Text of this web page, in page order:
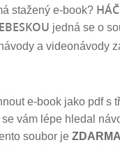
stažený e-book?
jedná se o
a videonávody
e-book jako pdf s
vám lépe hledal
soubor je ZDARMA